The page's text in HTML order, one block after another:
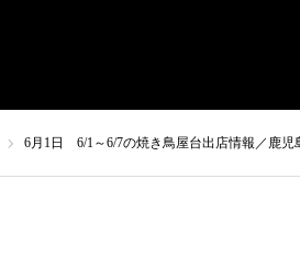
6月1日 6/1～6/7の焼き鳥屋台出店情報／鹿児